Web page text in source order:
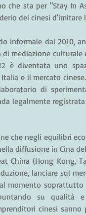
che sta per "Stay In
dei cinesi d'imitare
informale dal 2010,
di mediazione culturale
è diventata uno
e il mercato
di
legalmente
che negli equilibri
diffusione in Cina
China (Hong Kong,
lanciare sul
momento
su qualità
cinesi sanno